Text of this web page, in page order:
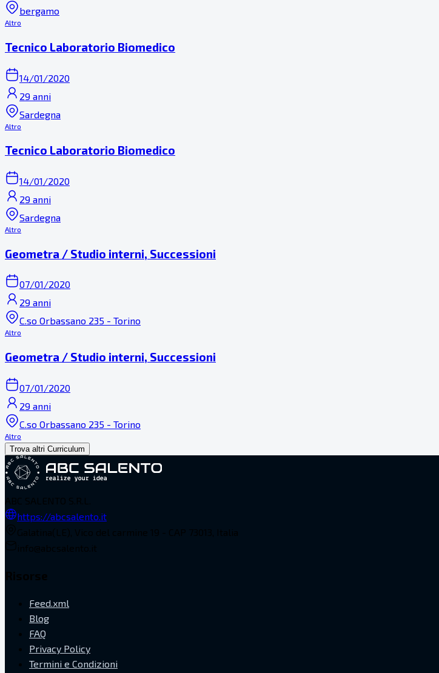
bergamo
Altro
Tecnico Laboratorio Biomedico
14/01/2020
29 anni
Sardegna
Altro
Tecnico Laboratorio Biomedico
14/01/2020
29 anni
Sardegna
Altro
Geometra / Studio interni, Successioni
07/01/2020
29 anni
C.so Orbassano 235 - Torino
Altro
Geometra / Studio interni, Successioni
07/01/2020
29 anni
C.so Orbassano 235 - Torino
Altro
Trova altri Curriculum
https://abcsalento.it
Feed.xml
Blog
FAQ
Privacy Policy
Termini e Condizioni